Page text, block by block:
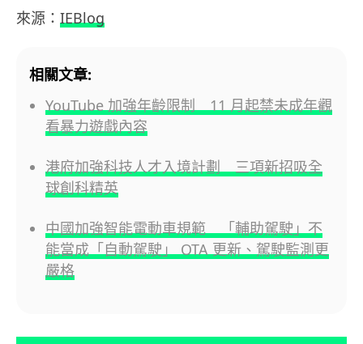
來源： IEBlog
相關文章:
YouTube 加強年齡限制 11 月起禁未成年觀
看暴力遊戲內容
港府加強科技人才入境計劃 三項新招吸全
球創科精英
中國加強智能電動車規範 「輔助駕駛」不
能當成「自動駕駛」 OTA 更新、駕駛監測更
嚴格